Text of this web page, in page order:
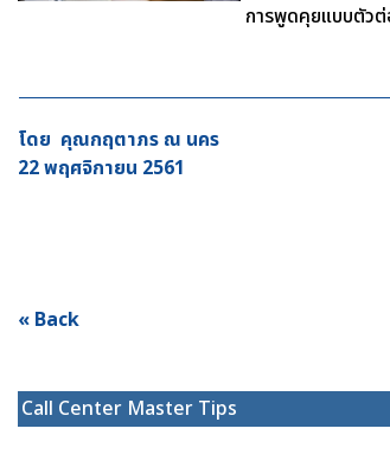
การพูดคุยแบบตัว
โดย คุณกฤตาภร ณ นคร
22 พฤศจิกายน 2561
« Back
Call Center Master Tips